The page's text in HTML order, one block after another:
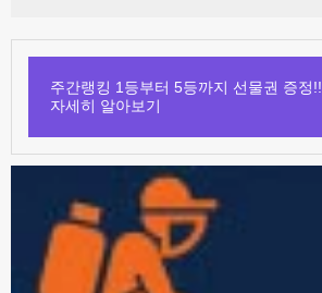
주간랭킹 1등부터 5등까지 선물권 증정!!
자세히 알아보기